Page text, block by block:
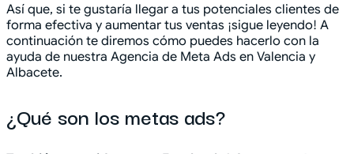
Así que, si te gustaría llegar a tus potenciales clientes de
forma efectiva y aumentar tus ventas ¡sigue leyendo! A
continuación te diremos cómo puedes hacerlo con la
ayuda de nuestra Agencia de Meta Ads en Valencia y
Albacete.
¿Qué son los metas ads?